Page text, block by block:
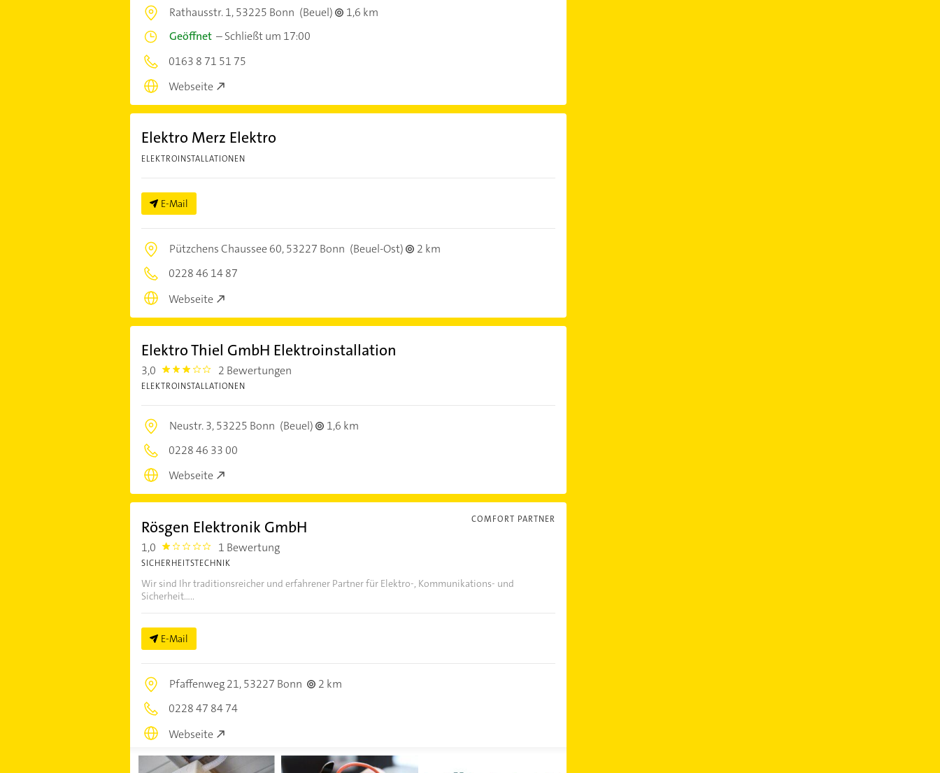
Rathausstr. 1,53225 Bonn (Beuel)
1,6 km
Geöffnet–Schließt um 17:00
0163 8 71 51 75
Webseite
Elektro Merz Elektro
ELEKTROINSTALLATIONEN
E-Mail
Pützchens Chaussee 60,53227 Bonn (Beuel-Ost)
2 km
0228 46 14 87
Webseite
Elektro Thiel GmbH Elektroinstallation
3,0 3.0 2 Bewertungen
ELEKTROINSTALLATIONEN
Neustr. 3,53225 Bonn (Beuel)
1,6 km
0228 46 33 00
Webseite
COMFORT PARTNER
Rösgen Elektronik GmbH
1,0 1.0 1 Bewertung
SICHERHEITSTECHNIK
Wir sind Ihr traditionsreicher und erfahrener Partner für Elektro-, Kommunikations- und
Sicherheit.....
E-Mail
Pfaffenweg 21,53227 Bonn
2 km
0228 47 84 74
Webseite